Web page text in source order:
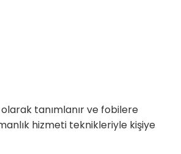
tanımlanır ve fobilere
hizmeti teknikleriyle kişiye